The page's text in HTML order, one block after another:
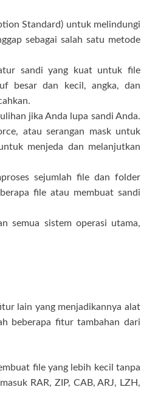
Standard) untuk melindungi
sebagai salah satu metode
sandi yang kuat untuk file
besar dan kecil, angka, dan
jika Anda lupa sandi Anda.
atau serangan mask untuk
menjeda dan melanjutkan
sejumlah file dan folder
file atau membuat sandi
semua sistem operasi utama,
lain yang menjadikannya alat
beberapa fitur tambahan dari
file yang lebih kecil tanpa
RAR, ZIP, CAB, ARJ, LZH,